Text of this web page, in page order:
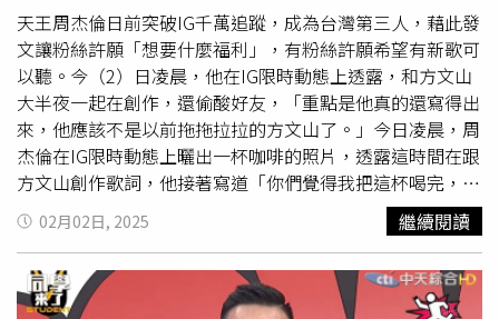
天王周杰倫日前突破IG千萬追蹤，成為台灣第三人，藉此發
文讓粉絲許願「想要什麼福利」，有粉絲許願希望有新歌可
以聽。今（2）日凌晨，他在IG限時動態上透露，和方文山
大半夜一起在創作，還偷酸好友，「重點是他真的還寫得出
來，他應該不是以前拖拖拉拉的方文山了。」今日凌晨，周
杰倫在IG限時動態上曬出一杯咖啡的照片，透露這時間在跟
方文山創作歌詞，他接著寫道「你們覺得我把這杯喝完，他
副歌會不會就寫完了，不是文青人半夜不睡覺，是時差的關
係」，還偷偷酸他：「重點是他真的還寫得出來，他應該不
是以前拖拖拉拉的方文山了。」周杰倫與方文山在凌晨創作
歌曲。（圖／周杰倫IG）接著周杰倫曬出他與方文山的對
02月02日, 2025 繼續閱讀